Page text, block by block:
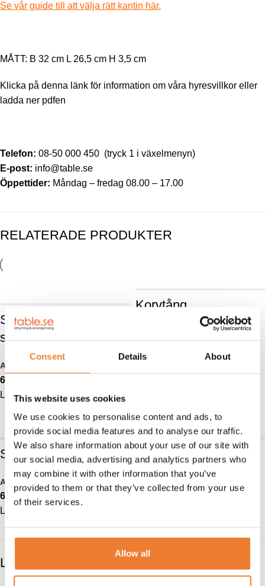
Consent Details About
This website uses cookies
We use cookies to personalise content and ads, to
provide social media features and to analyse our traffic.
We also share information about your use of our site with
our social media, advertising and analytics partners who
may combine it with other information that you’ve
provided to them or that they’ve collected from your use
of their services.
Allow all
Se vår guide till att välja rätt kantin här.
MÅTT: B 32 cm L 26,5 cm H 3,5 cm
Klicka på denna länk för information om våra hyresvillkor eller
ladda ner pdfen
Telefon: 08-50 000 450 (tryck 1 i växelmenyn)
E-post: info@table.se
Öppettider: Måndag – fredag 08.00 – 17.00
RELATERADE PRODUKTER
Serveringsgaffel
skålad
Art nr.
6,50
LÄGG TILL I VARUKORG
Korvtång
LÄGG TILL I VARUKORG
Serveringssked
Art nr. 6720
6,50kr
LÄGG TILL I VARUKORG
Opera dessertgaffel
LIKNANDE PRODUKTER